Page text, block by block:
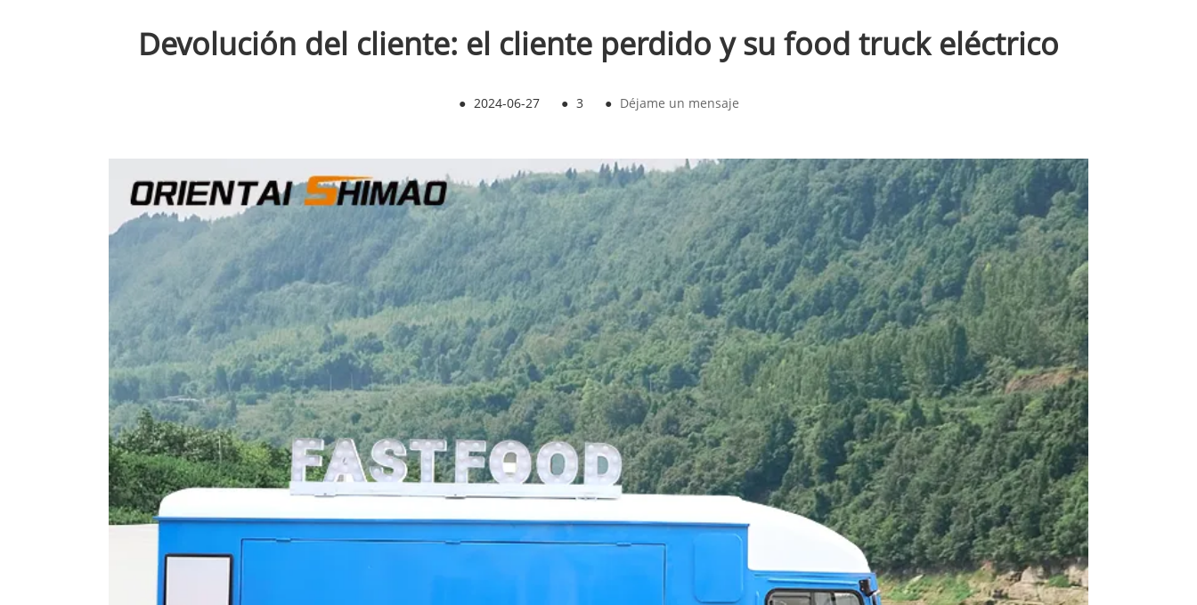
Devolución del cliente: el cliente perdido y su food truck eléctrico
● 2024-06-27 ● 3 ● Déjame un mensaje